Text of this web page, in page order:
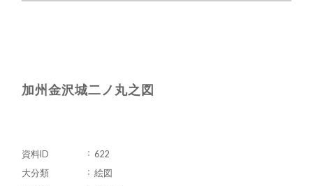
加州金沢城二ノ丸之図
資料ID
622
大分類
絵図